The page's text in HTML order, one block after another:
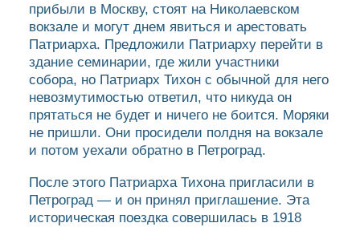
прибыли в Москву, стоят на Николаевском
вокзале и могут днем явиться и арестовать
Патриарха. Предложили Патриарху перейти в
здание семинарии, где жили участники
собора, но Патриарх Тихон с обычной для него
невозмутимостью ответил, что никуда он
прятаться не будет и ничего не боится. Моряки
не пришли. Они просидели полдня на вокзале
и потом уехали обратно в Петроград.
После этого Патриарха Тихона пригласили в
Петроград — и он принял приглашение. Эта
историческая поездка совершилась в 1918